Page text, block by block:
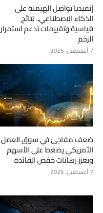
إنفيديا تواصل الهيمنة على
الذكاء الاصطناعي.. نتائج
قياسية وتقييمات تدعم استمرار
الزخم
7 أغسطس، 2026
ضعف مفاجئ في سوق العمل
الأمريكي يضغط على الأسهم
ويعزز رهانات خفض الفائدة
7 أغسطس، 2026